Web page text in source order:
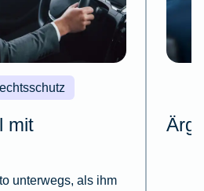
mit
unterwegs, als ihm